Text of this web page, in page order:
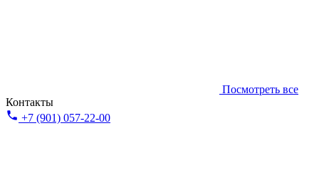
Посмотреть все
Контакты
+7 (901) 057-22-00